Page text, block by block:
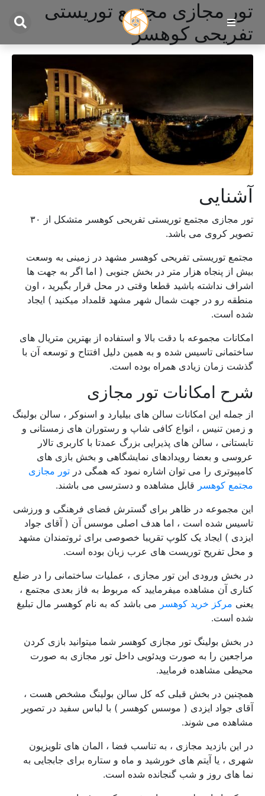
تور مجازی مجتمع توریستی
تفریحی کوهسر
آشنایی
تور مجازی مجتمع توریستی تفریحی کوهسر متشکل از ۳۰
تصویر کروی می باشد.
مجتمع توریستی تفریحی کوهسر مشهد در زمینی به وسعت
بیش از پنجاه هزار متر در بخش جنوبی ( اما اگر به جهت ها
اشراف نداشته باشید قطعا وقتی در محل قرار بگیرید ، اون
منطقه رو در جهت شمال شهر مشهد قلمداد میکنید ) ایجاد
شده است.
امکانات مجموعه با دقت بالا و استفاده از بهترین متریال های
ساختمانی تاسیس شده و به همین دلیل افتتاح و توسعه آن با
گذشت زمان زیادی همراه بوده است.
شرح امکانات تور مجازی
از جمله این امکانات سالن های بیلیارد و اسنوکر ، سالن بولینگ
و زمین تنیس ، انواع کافی شاپ و رستوران های زمستانی و
تابستانی ، سالن های پذیرایی بزرگ عمدتا با کاربری تالار
عروسی و بعضا رویدادهای نمایشگاهی و بخش بازی های
کامپیوتری را می توان اشاره نمود که همگی در تور مجازی
مجتمع کوهسر قابل مشاهده و دسترسی می باشند.
این مجموعه در ظاهر برای گسترش فضای فرهنگی و ورزشی
تاسیس شده است ، اما هدف اصلی موسس آن ( آقای جواد
ایزدی ) ایجاد یک کلوپ تقریبا خصوصی برای ثروتمندان مشهد
و محل تفریح توریست های عرب زبان بوده است.
در بخش ورودی این تور مجازی ، عملیات ساختمانی را در ضلع
کناری آن مشاهده میفرمایید که مربوط به فاز بعدی مجتمع ،
یعنی مرکز خرید کوهسر می باشد که به نام کوهسر مال تبلیغ
شده است.
در بخش بولینگ تور مجازی کوهسر شما میتوانید بازی کردن
مراجعین را به صورت ویدئویی داخل تور مجازی به صورت
محیطی مشاهده فرمایید.
همچنین در بخش قبلی که کل سالن بولینگ مشخص هست ،
آقای جواد ایزدی ( موسس کوهسر ) با لباس سفید در تصویر
مشاهده می شوند.
در این بازدید مجازی ، به تناسب فضا ، المان های تلویزیون
شهری ، یا آیتم های خورشید و ماه و ستاره برای جابجایی به
نما های روز و شب گنجانده شده است.